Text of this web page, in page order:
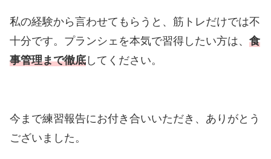
私の経験から言わせてもらうと、筋トレだけでは不
十分です。プランシェを本気で習得したい方は、 食
事管理まで徹底 してください。
今まで練習報告にお付き合いいただき、ありがとう
ございました。